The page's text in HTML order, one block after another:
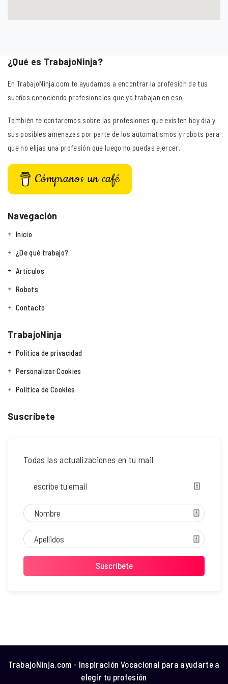
¿Qué es TrabajoNinja?
En TrabajoNinja.com te ayudamos a encontrar la profesión de tus
sueños conociendo profesionales que ya trabajan en eso.
También te contaremos sobre las profesiones que existen hoy día y
sus posibles amenazas por parte de los automatismos y robots para
que no elijas una profesión que luego no puedas ejercer.
Cómpranos un café
Navegación
Inicio
¿De qué trabajo?
Artículos
Robots
Contacto
TrabajoNinja
Política de privacidad
Personalizar Cookies
Política de Cookies
Suscríbete
Todas las actualizaciones en tu mail
TrabajoNinja.com - Inspiración Vocacional para ayudarte a
elegir tu profesión